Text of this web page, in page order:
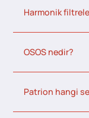
Harmonik
OSOS nedir?
Patrion hangi